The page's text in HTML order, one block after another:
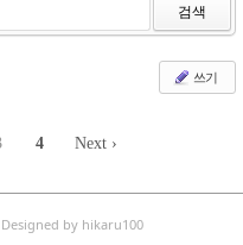
검색
쓰기
4 Next ›
Designed by hikaru100